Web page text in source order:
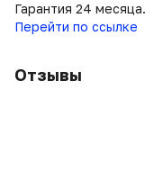
Гарантия 24 месяца.
Перейти по ссылке
Отзывы